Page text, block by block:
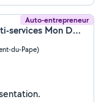
Auto-entrepreneur
Kevin Decaillon (KDE Multi-services Mon Déménagement Facile)
du-Pape)
renseigné ma présentation.